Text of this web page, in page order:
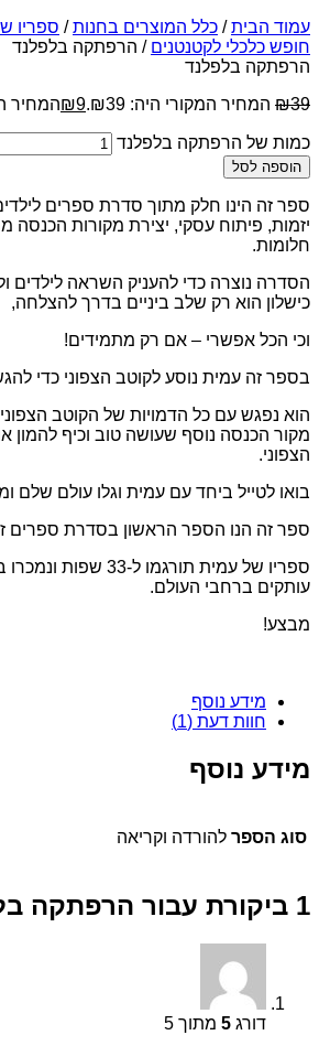
עמוד הבית/ כלל המוצרים בחנות/ ספריו
חופש כלכלי לקטנטנים / הרפתקה בלפלנד
הרפתקה בלפלנד
₪39 המחיר המקורי היה: ₪39. ₪9 המחיר
כמות של הרפתקה בלפלנד
הוספה לסל
ספר זה הינו חלק מתוך סדרת ספרים
יזמות, פיתוח עסקי, יצירת מקורות הכנסה
חלומות.
הסדרה נוצרה כדי להעניק השראה לילדים
כישלון הוא רק שלב ביניים בדרך להצלחה,
וכי הכל אפשרי – אם רק מתמידים!
בספר זה עמית נוסע לקוטב הצפוני כדי
הוא נפגש עם כל הדמויות של הקוטב
מקור הכנסה נוסף שעושה טוב וכיף
הצפוני.
בואו לטייל ביחד עם עמית וגלו עולם שלם
ספר זה הנו הספר הראשון בסדרת ספרים
עותקים ברחבי העולם.
מבצע!
מידע נוסף
חוות דעת (1)
מידע נוסף
סוג הספר להורדה וקריאה
1 ביקורת עבור הרפתקה
דורג 5 מתוך 5